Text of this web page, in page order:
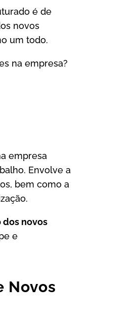
é de
novos
um todo.
na empresa?
empresa
Envolve a
bem como a
novos
e
Novos